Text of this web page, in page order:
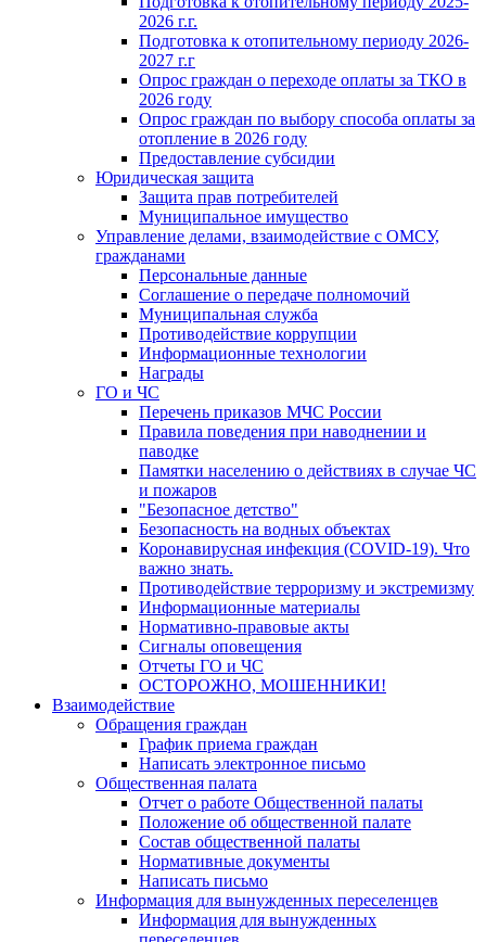
2026 г.г.
Подготовка к отопительному периоду 2026-
2027 г.г
Опрос граждан о переходе оплаты за ТКО в
2026 году
Опрос граждан по выбору способа оплаты за
отопление в 2026 году
Предоставление субсидии
Юридическая защита
Защита прав потребителей
Муниципальное имущество
Управление делами, взаимодействие с ОМСУ,
гражданами
Персональные данные
Соглашение о передаче полномочий
Муниципальная служба
Противодействие коррупции
Информационные технологии
Награды
ГО и ЧС
Перечень приказов МЧС России
Правила поведения при наводнении и
паводке
Памятки населению о действиях в случае ЧС
и пожаров
"Безопасное детство"
Безопасность на водных объектах
Коронавирусная инфекция (COVID-19). Что
важно знать.
Противодействие терроризму и экстремизму
Информационные материалы
Нормативно-правовые акты
Сигналы оповещения
Отчеты ГО и ЧС
ОСТОРОЖНО, МОШЕННИКИ!
Взаимодействие
Обращения граждан
График приема граждан
Написать электронное письмо
Общественная палата
Отчет о работе Общественной палаты
Положение об общественной палате
Состав общественной палаты
Нормативные документы
Написать письмо
Информация для вынужденных переселенцев
Информация для вынужденных